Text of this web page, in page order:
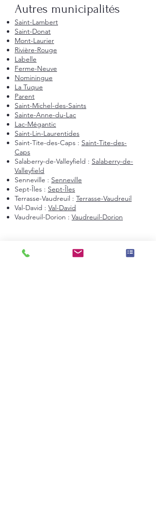
Autres municipalités
Saint-Lambert
Saint-Donat
Mont-Laurier
Rivière-Rouge
Labelle
Ferme-Neuve
Nominingue
La Tuque
Parent
Saint-Michel-des-Saints
Sainte-Anne-du-Lac
Lac-Mégantic
Saint-Lin-Laurentides
Saint-Tite-des-Caps : Saint-Tite-des-
Caps
Salaberry-de-Valleyfield : Salaberry-de-
Valleyfield
Senneville : Senneville
Sept-Îles : Sept-Îles
Terrasse-Vaudreuil : Terrasse-Vaudreuil
Val-David : Val-David
Vaudreuil-Dorion : Vaudreuil-Dorion